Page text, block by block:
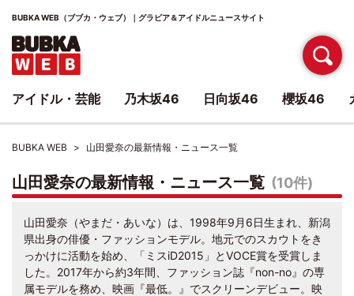
BUBKA WEB（ブブカ・ウェブ）｜グラビア＆アイドルニュースサイト
BUBKA WEB 山田愛奈の最新情報・ニュース一覧
山田愛奈の最新情報・ニュース一覧 (10件)
山田愛奈（やまだ・あいな）は、1998年9月6日生まれ、新潟
県出身の俳優・ファッションモデル。地元でのスカウトをき
っかけに活動を始め、「ミスiD2015」とVOCE賞を受賞しま
した。2017年から約3年間、ファッション誌『non-no』の専
属モデルを務め、映画『最低。』でスクリーンデビュー。映
アイドル・芸能 乃木坂46 日向坂46 櫻坂46